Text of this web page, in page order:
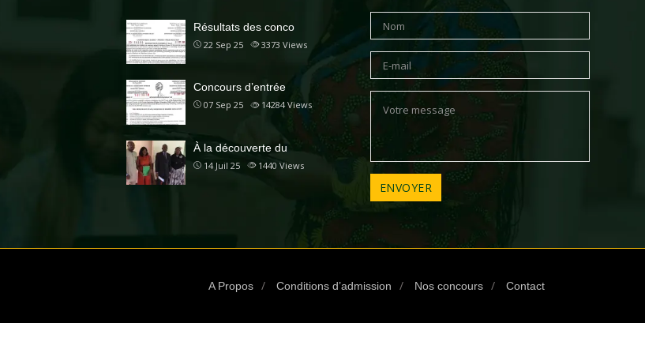
Résultats des conco
22 Sep 25 3373 Views
Concours d’entrée
07 Sep 25 14284Views
À la découverte du
14 Juil 25 1440 Views
A Propos Conditions d’admission Nos concours Contact